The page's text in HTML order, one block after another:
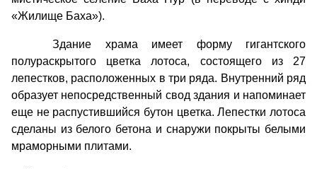
«Жилище Баха»).
Здание храма имеет форму гигантского
полураскрытого цветка лотоса, состоящего из 27
лепестков, расположенных в три ряда. Внутренний ряд
образует непосредственный свод здания и напоминает
еще не распустившийся бутон цветка. Лепестки лотоса
сделаны из белого бетона и снаружи покрыты белыми
мраморными плитами.